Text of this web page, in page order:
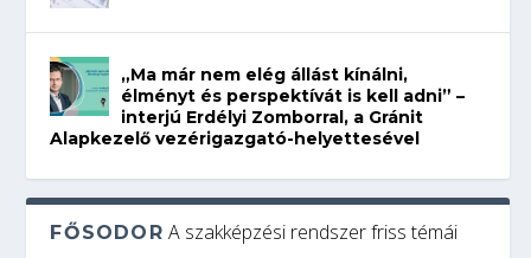
„Ma már nem elég állást kínálni,
élményt és perspektívát is kell adni” –
interjú Erdélyi Zomborral, a Gránit
Alapkezelő vezérigazgató-helyettesével
FŐSODOR A szakképzési rendszer friss témái